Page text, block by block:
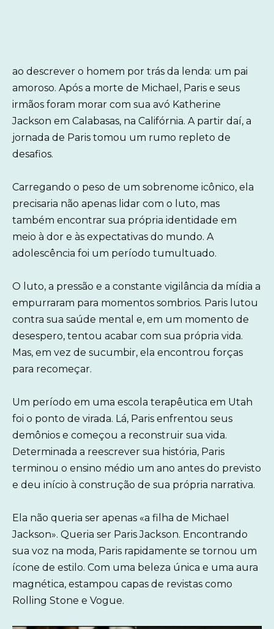
ao descrever o homem por trás da lenda: um pai
amoroso. Após a morte de Michael, Paris e seus
irmãos foram morar com sua avó Katherine
Jackson em Calabasas, na Califórnia. A partir daí, a
jornada de Paris tomou um rumo repleto de
desafios.
Carregando o peso de um sobrenome icônico, ela
precisaria não apenas lidar com o luto, mas
também encontrar sua própria identidade em
meio à dor e às expectativas do mundo. A
adolescência foi um período tumultuado.
O luto, a pressão e a constante vigilância da mídia a
empurraram para momentos sombrios. Paris lutou
contra sua saúde mental e, em um momento de
desespero, tentou acabar com sua própria vida.
Mas, em vez de sucumbir, ela encontrou forças
para recomeçar.
Um período em uma escola terapêutica em Utah
foi o ponto de virada. Lá, Paris enfrentou seus
demônios e começou a reconstruir sua vida.
Determinada a reescrever sua história, Paris
terminou o ensino médio um ano antes do previsto
e deu início à construção de sua própria narrativa.
Ela não queria ser apenas «a filha de Michael
Jackson». Queria ser Paris Jackson. Encontrando
sua voz na moda, Paris rapidamente se tornou um
ícone de estilo. Com uma beleza única e uma aura
magnética, estampou capas de revistas como
Rolling Stone e Vogue.